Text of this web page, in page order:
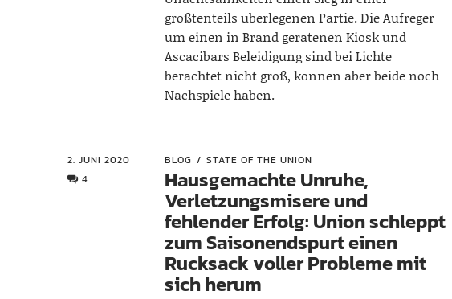
größtenteils überlegenen Partie. Die Aufreger
um einen in Brand geratenen Kiosk und
Ascacibars Beleidigung sind bei Lichte
berachtet nicht groß, können aber beide noch
Nachspiele haben.
2. JUNI 2020
4
BLOG STATE OF THE UNION
Hausgemachte Unruhe,
Verletzungsmisere und
fehlender Erfolg: Union schleppt
zum Saisonendspurt einen
Rucksack voller Probleme mit
sich herum